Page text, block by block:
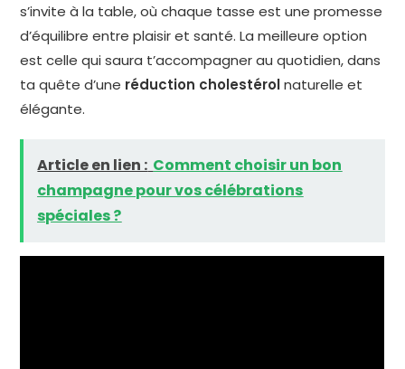
s’invite à la table, où chaque tasse est une promesse
d’équilibre entre plaisir et santé. La meilleure option
est celle qui saura t’accompagner au quotidien, dans
ta quête d’une réduction cholestérolnaturelle et
élégante.
Article en lien : Comment choisir un bon
champagne pour vos célébrations
spéciales ?